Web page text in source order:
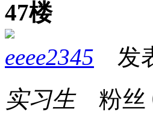
47楼
eeee2345 发
实习生粉丝